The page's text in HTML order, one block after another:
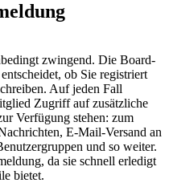
zwingend. Die Board-
ob Sie registriert
Auf jeden Fall
Zugriff auf zusätzliche
Verfügung stehen: zum
E-Mail-Versand an
und so weiter.
da sie schnell erledigt
bietet.